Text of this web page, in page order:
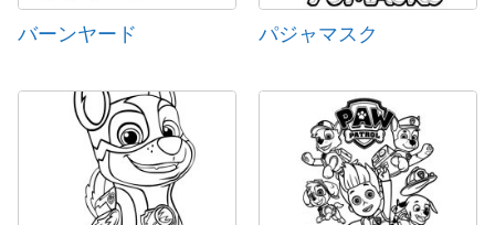
バーンヤード パジャマスク